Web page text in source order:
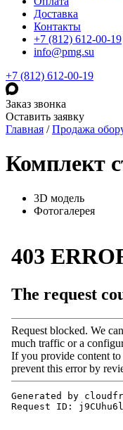
Доставка
Контакты
+7 (812) 612-00-19
info@pmg.su
+7 (812) 612-00-19
Заказ звонка
Оставить заявку
Главная /Продажа
Комплект
3D модель
Фотогалерея